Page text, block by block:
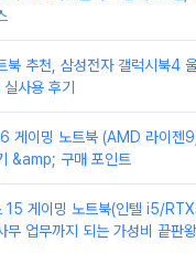
북 추천, 삼성전자 갤럭시북4
사용 후기
게이밍 노트북 (AMD 라이
&amp; 구매 포인트
15 게이밍 노트북(인텔 i5/
무 업무까지 되는 가성비 끝판